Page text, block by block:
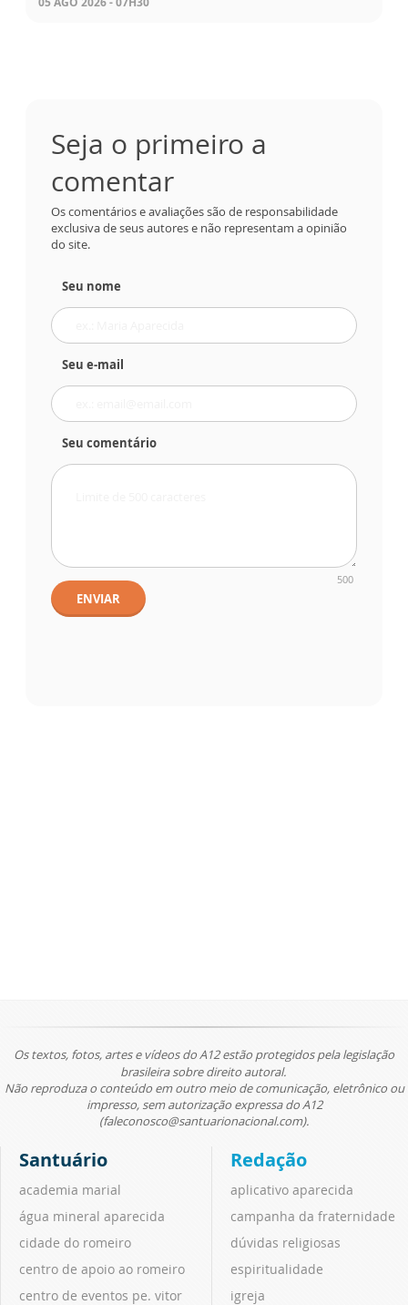
Seja o primeiro a
comentar
Os comentários e avaliações são de responsabilidade
exclusiva de seus autores e não representam a opinião
do site.
Seu nome
Seu e-mail
Seu comentário
500
ENVIAR
Os textos, fotos, artes e vídeos do A12 estão protegidos pela legislação
brasileira sobre direito autoral.
Não reproduza o conteúdo em outro meio de comunicação, eletrônico ou
impresso, sem autorização expressa do A12
(faleconosco@santuarionacional.com).
Santuário
academia marial
água mineral aparecida
cidade do romeiro
centro de apoio ao romeiro
centro de eventos pe. vitor
Redação
aplicativo aparecida
campanha da fraternidade
dúvidas religiosas
espiritualidade
igreja